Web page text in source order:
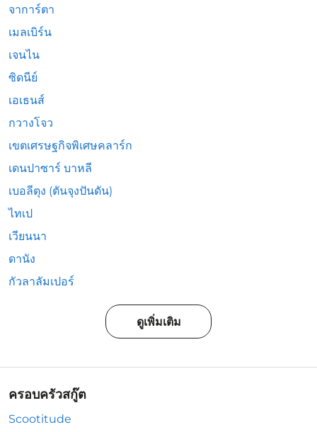
จาการ์ตา
เมลเบิร์น
เจนไน
ซิดนีย์
เอเธนส์
กวางโจว
เขตเศรษฐกิจพิเศษคลาร์ก
เดนปาซาร์ บาหลี
เบอลีตุง (ตันจุงปันดัน)
ไทเป
เวียนนา
ดานัง
กัวลาลัมเปอร์
ดูเพิ่มเติม
ครอบครัวสกู๊ต
Scootitude